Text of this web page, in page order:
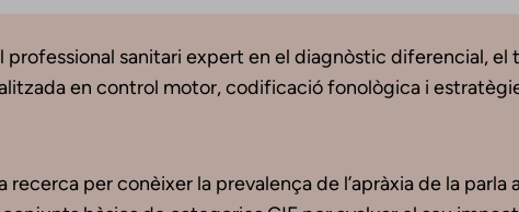
professional sanitari expert en el diagnòstic diferencial,
en control motor, codificació fonològica i
recerca per conèixer la prevalença de l’apràxia de la